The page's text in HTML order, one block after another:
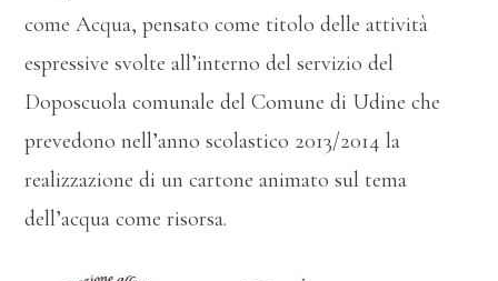
come Acqua, pensato come titolo delle attività
espressive svolte all’interno del servizio del
Doposcuola comunale del Comune di Udine che
prevedono nell’anno scolastico 2013/2014 la
realizzazione di un cartone animato sul tema
dell’acqua come risorsa.